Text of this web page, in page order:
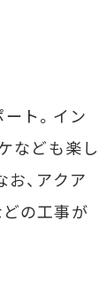
ト。イン
なども楽し
お、アクア
の工事が